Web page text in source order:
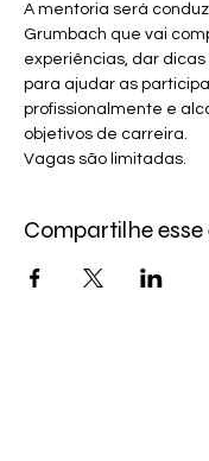
A mentoria será
Grumbach que vai
experiências, dar
para ajudar as
profissionalmente e
objetivos de carreira.
Vagas são limitadas.
Compartilhe